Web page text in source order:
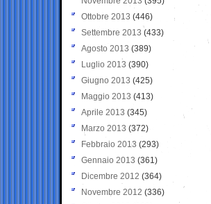
Ottobre 2013 (446)
Settembre 2013 (433)
Agosto 2013 (389)
Luglio 2013 (390)
Giugno 2013 (425)
Maggio 2013 (413)
Aprile 2013 (345)
Marzo 2013 (372)
Febbraio 2013 (293)
Gennaio 2013 (361)
Dicembre 2012 (364)
Novembre 2012 (336)